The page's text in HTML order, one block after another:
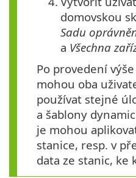
domovskou
Sadu
a Všechna
Po provedení
mohou oba
používat stejné
a šablony
je mohou
stanice, resp. v
data ze stanic,